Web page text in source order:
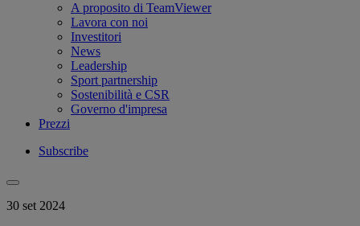
A proposito di TeamViewer
Lavora con noi
Investitori
News
Leadership
Sport partnership
Sostenibilità e CSR
Governo d'impresa
Prezzi
Subscribe
30 set 2024